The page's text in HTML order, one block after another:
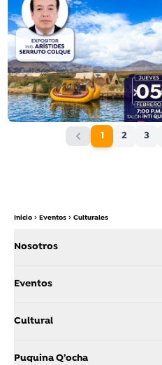
1 2 3
Inicio Eventos Culturales
Nosotros
Eventos
Cultural
Puquina Q’ocha